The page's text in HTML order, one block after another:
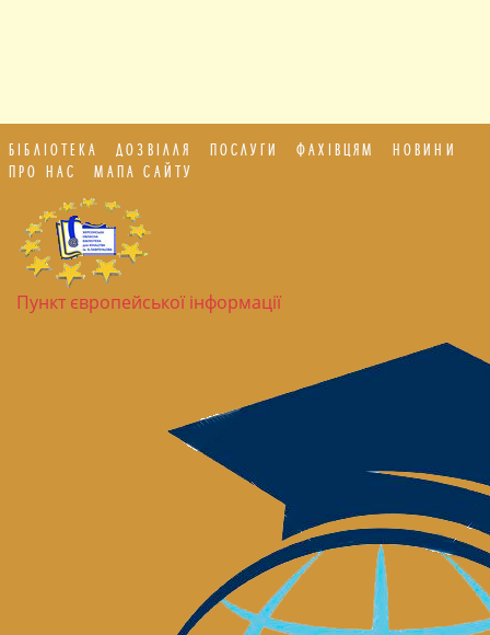
БІБЛІОТЕКА ДОЗВІЛЛЯ ПОСЛУГИ ФАХІВЦЯМ
НОВИНИ
ПРО НАС
МАПА САЙТУ
Пункт європейської інформації